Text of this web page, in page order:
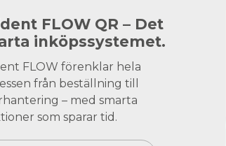
FLOW QR – Det
inköpssystemet.
FLOW förenklar hela
från beställning till
– med smarta
som sparar tid.